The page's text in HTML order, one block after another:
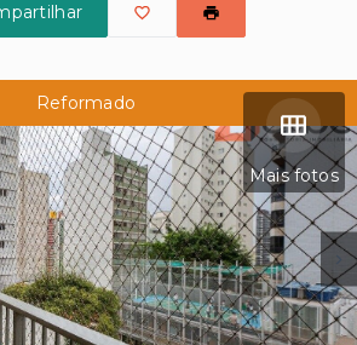
Mais fotos
Reformado